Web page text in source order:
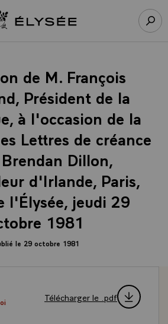
Retour à l’accueil Élysée
de M. François
Président de la
à l'occasion de la
Lettres de créance
Dillon,
d'Irlande, Paris,
l'Élysée, jeudi 29
1981
le 29 octobre 1981
Télécharger le .pdf
cookies